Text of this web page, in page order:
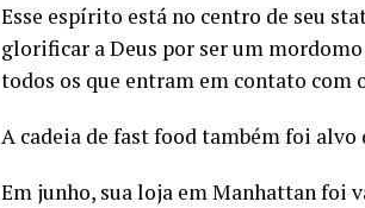
Esse espírito está no centro de seu
glorificar a Deus por ser um
todos os que entram em contato com
A cadeia de fast food também foi alvo
Em junho, sua loja em Manhattan foi